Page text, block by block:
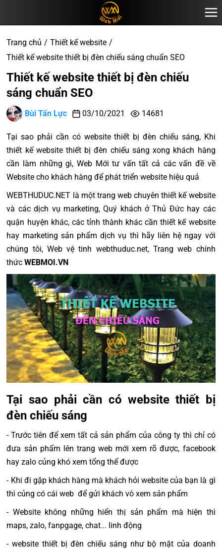
Trang chủ
Thiết kế website
Thiết kế website thiết bị đèn chiếu sáng chuẩn SEO
Thiết kế website thiết bị đèn chiếu
sáng chuẩn SEO
Bùi Tấn Lực 03/10/2021 14681
Tại sao phải cần có website thiết bị đèn chiếu sáng, Khi
thiết kế website thiết bị đèn chiếu sáng xong khách hàng
cần làm những gì, Web Mới tư vấn tất cả các vấn đề về
Website cho khách hàng để phát triển website hiệu quả
WEBTHUDUC.NET là một trang web chuyên thiết kế website
và các dịch vụ marketing, Quý khách ở Thủ Đức hay các
quận huyện khác, các tỉnh thành khác cần thiết kế website
hay marketing sản phẩm dịch vụ thì hãy liên hệ ngay với
chúng tôi, Web vệ tinh webthuduc.net, Trang web chính
thứcWEBMOI.VN
Tại sao phải cần có website thiết bị
đèn chiếu sáng
- Trước tiên để xem tất cả sản phẩm của công ty thì chỉ có
đưa sản phẩm lên trang web mới xem rõ được, facebook
hay zalo củng khó xem tổng thể được
- Khi đi gặp khách hàng mà khách hỏi website của bạn là gì
thì củng có cái web để gửi khách vô xem sản phẩm
- Website không những hiển thị sản phẩm mà hiện thì
maps, zalo, fanpgage, chat... linh động
- website thiết bị đèn chiếu sáng như bộ mặt của doanh